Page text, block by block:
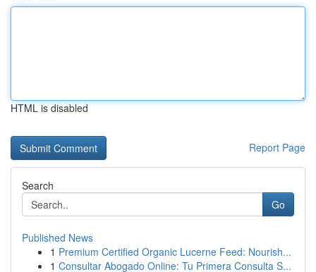
HTML is disabled
Report Page
Search
Go
Published News
1 Premium Certified Organic Lucerne Feed: Nourish...
1 Consultar Abogado Online: Tu Primera Consulta S...